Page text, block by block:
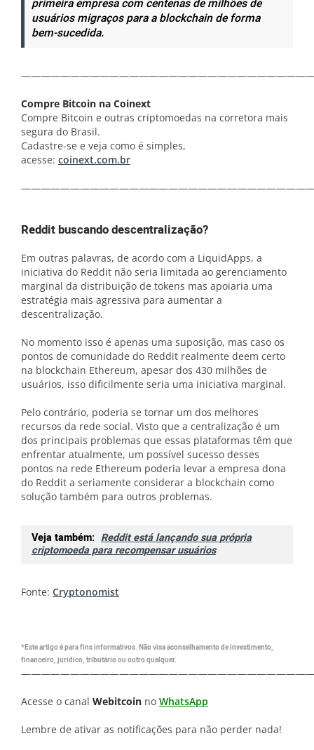
primeira empresa com centenas de milhões de
usuários migraços para a blockchain de forma
bem-sucedida.
Compre Bitcoin na Coinext
Compre Bitcoin e outras criptomoedas na corretora mais
segura do Brasil.
Cadastre-se e veja como é simples,
acesse: coinext.com.br
Reddit buscando descentralização?
Em outras palavras, de acordo com a LiquidApps, a
iniciativa do Reddit não seria limitada ao gerenciamento
marginal da distribuição de tokens mas apoiaria uma
estratégia mais agressiva para aumentar a
descentralização.
No momento isso é apenas uma suposição, mas caso os
pontos de comunidade do Reddit realmente deem certo
na blockchain Ethereum, apesar dos 430 milhões de
usuários, isso dificilmente seria uma iniciativa marginal.
Pelo contrário, poderia se tornar um dos melhores
recursos da rede social. Visto que a centralização é um
dos principais problemas que essas plataformas têm que
enfrentar atualmente, um possível sucesso desses
pontos na rede Ethereum poderia levar a empresa dona
do Reddit a seriamente considerar a blockchain como
solução também para outros problemas.
Veja também: Reddit está lançando sua própria
criptomoeda para recompensar usuários
Fonte: Cryptonomist
*Este artigo é para fins informativos. Não visa aconselhamento de investimento,
financeiro, jurídico, tributário ou outro qualquer.
Acesse o canal Webitcoin no WhatsApp
Lembre de ativar as notificações para não perder nada!